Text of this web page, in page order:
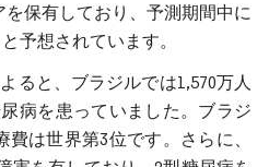
保有しており、予測期間中に
予想されています。
ると、ブラジルでは1,570万人
病を患っていました。ブラジ
は世界第3位です。さらに、